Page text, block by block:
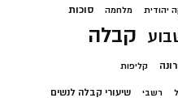
יהודית מלחמה סוכות
קבלה
קליפות
רשבי שיעורי קבלה לנשים